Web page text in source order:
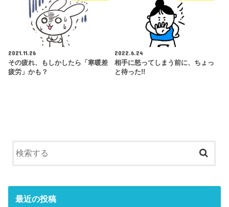
2021.11.26
その疲れ、もしかしたら「寒暖差
疲労」かも？
2022.6.24
相手に怒ってしまう前に、ちょっ
と待った!!
最近の投稿